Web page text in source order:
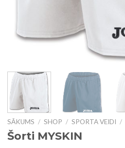
SĀKUMS / SHOP / SPORTA VEIDI /
Šorti MYSKIN